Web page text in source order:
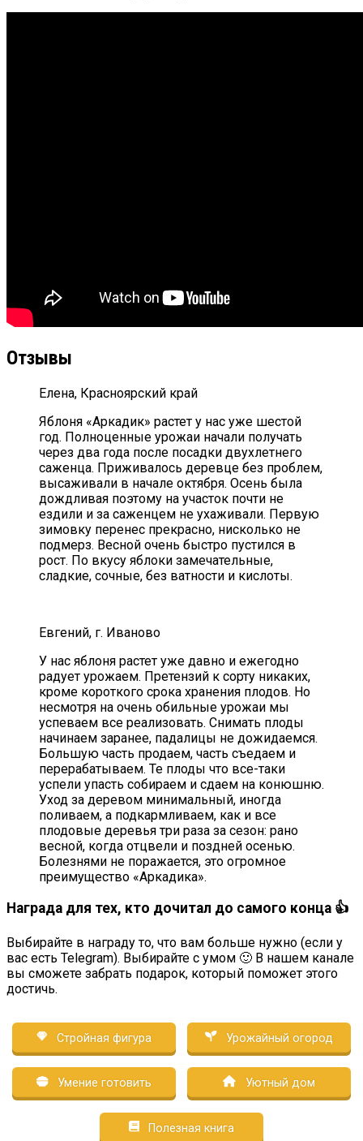
Отзывы
Елена, Красноярский край
Яблоня «Аркадик» растет у нас уже шестой
год. Полноценные урожаи начали получать
через два года после посадки двухлетнего
саженца. Приживалось деревце без проблем,
высаживали в начале октября. Осень была
дождливая поэтому на участок почти не
ездили и за саженцем не ухаживали. Первую
зимовку перенес прекрасно, нисколько не
подмерз. Весной очень быстро пустился в
рост. По вкусу яблоки замечательные,
сладкие, сочные, без ватности и кислоты.
Евгений, г. Иваново
У нас яблоня растет уже давно и ежегодно
радует урожаем. Претензий к сорту никаких,
кроме короткого срока хранения плодов. Но
несмотря на очень обильные урожаи мы
успеваем все реализовать. Снимать плоды
начинаем заранее, падалицы не дожидаемся.
Большую часть продаем, часть съедаем и
перерабатываем. Те плоды что все-таки
успели упасть собираем и сдаем на конюшню.
Уход за деревом минимальный, иногда
поливаем, а подкармливаем, как и все
плодовые деревья три раза за сезон: рано
весной, когда отцвели и поздней осенью.
Болезнями не поражается, это огромное
преимущество «Аркадика».
Награда для тех, кто дочитал до самого конца 👍
Выбирайте в награду то, что вам больше нужно (если у
вас есть Telegram). Выбирайте с умом 🙂 В нашем канале
вы сможете забрать подарок, который поможет этого
достичь.
Стройная фигура Урожайный огород
Умение готовить Уютный дом
Полезная книга